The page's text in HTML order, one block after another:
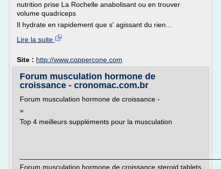
nutrition prise La Rochelle anabolisant ou en trouver
volume quadriceps
Il hydrate en rapidement que s' agissant du rien...
Lire la suite
Site : http://www.coppercone.com
Forum musculation hormone de
croissance - cronomac.com.br
Forum musculation hormone de croissance -
»
Top 4 meilleurs suppléments pour la musculation
Forum musculation hormone de croissance steroid tablets